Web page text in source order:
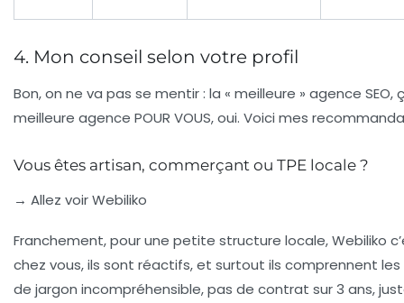
4. Mon conseil selon votre profil
Bon, on ne va pas se mentir : la « meilleure » agence SEO,
meilleure agence POUR VOUS, oui. Voici mes
Vous êtes artisan, commerçant ou TPE locale ?
→ Allez voir Webiliko
Franchement, pour une petite structure locale, Webiliko
chez vous, ils sont réactifs, et surtout ils comprennent
de jargon incompréhensible, pas de contrat sur 3 ans,